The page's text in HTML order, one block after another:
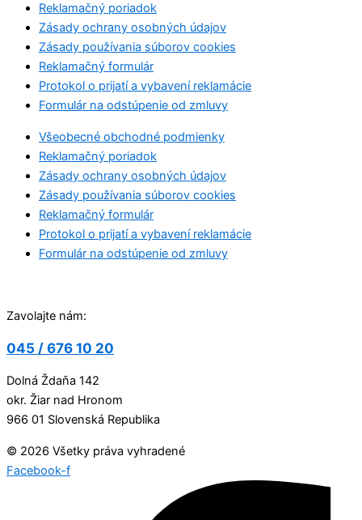
Reklamačný poriadok
Zásady ochrany osobných údajov
Zásady používania súborov cookies
Reklamačný formulár
Protokol o prijatí a vybavení reklamácie
Formulár na odstúpenie od zmluvy
Všeobecné obchodné podmienky
Reklamačný poriadok
Zásady ochrany osobných údajov
Zásady používania súborov cookies
Reklamačný formulár
Protokol o prijatí a vybavení reklamácie
Formulár na odstúpenie od zmluvy
Zavolajte nám:
045 / 676 10 20
Dolná Ždaňa 142
okr. Žiar nad Hronom
966 01 Slovenská Republika
© 2026 Všetky práva vyhradené
Facebook-f